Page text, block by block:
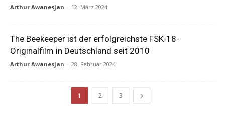
Arthur Awanesjan - 12. März 2024
The Beekeeper ist der erfolgreichste FSK-18-
Originalfilm in Deutschland seit 2010
Arthur Awanesjan - 28. Februar 2024
1 2 3